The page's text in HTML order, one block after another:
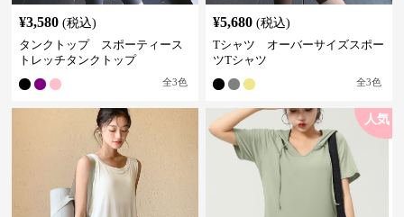
¥3,580 (税込)
タンクトップ スポーティース
トレッチタンクトップ
全3色
¥5,680 (税込)
Tシャツ オーバーサイズスポー
ツTシャツ
全3色
人気